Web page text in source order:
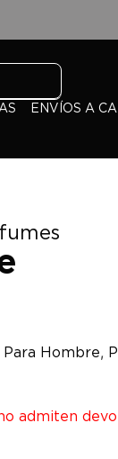
ENVÍOS A
Hombre,
admiten